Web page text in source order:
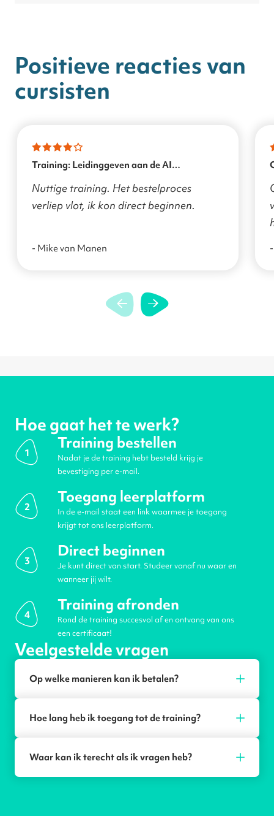
Positieve reacties van
cursisten
Training: Leidinggeven aan de AI
Nuttige training. Het bestelproces
verliep vlot, ik kon direct beginnen.
- Mike van Manen
Hoe gaat het te werk?
1
Training bestellen
Nadat je de training hebt besteld krijg je
bevestiging per e-mail.
2
Toegang leerplatform
In de e-mail staat een link waarmee je toegang
krijgt tot ons leerplatform.
3
Direct beginnen
Je kunt direct van start. Studeer vanaf nu waar en
wanneer jij wilt.
4
Training afronden
Rond de training succesvol af en ontvang van ons
een certificaat!
Veelgestelde vragen
Op welke manieren kan ik betalen?
Hoe lang heb ik toegang tot de training?
Waar kan ik terecht als ik vragen heb?